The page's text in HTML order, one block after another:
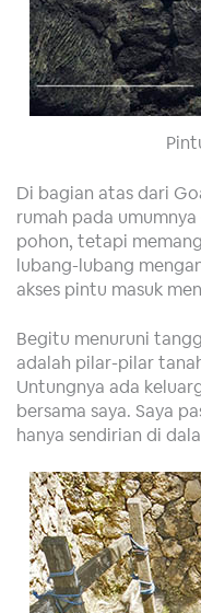
Di bagian atas dari
rumah pada
pohon, tetapi
lubang-lubang
akses pintu masuk
Begitu menuruni
adalah pilar-pilar
Untungnya ada
bersama saya. Saya
hanya sendirian di